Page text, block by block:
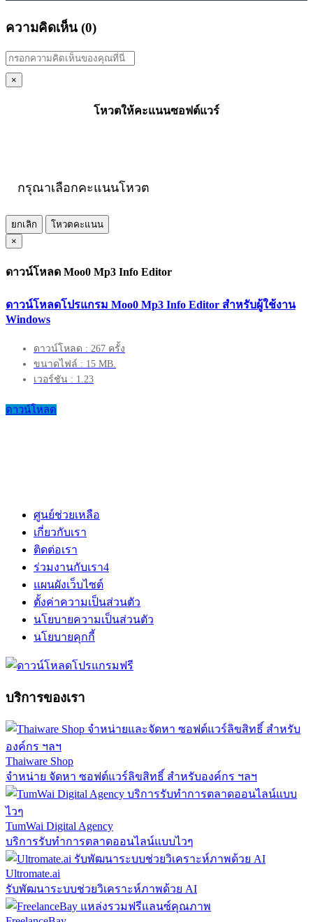
ความคิดเห็น (0)
×
โหวตให้คะแนนซอฟต์แวร์
กรุณาเลือกคะแนนโหวต
ยกเลิก
โหวตคะแนน
×
ดาวน์โหลด Moo0 Mp3 Info Editor
ดาวน์โหลดโปรแกรม Moo0 Mp3 Info Editor สำหรับผู้ใช้งาน
Windows
ดาวน์โหลด : 267 ครั้ง
ขนาดไฟล์ : 15 MB.
เวอร์ชัน : 1.23
ดาวน์โหลด
ศูนย์ช่วยเหลือ
เกี่ยวกับเรา
ติดต่อเรา
ร่วมงานกับเรา4
แผนผังเว็บไซต์
ตั้งค่าความเป็นส่วนตัว
นโยบายความเป็นส่วนตัว
นโยบายคุกกี้
บริการของเรา
Thaiware Shop
จำหน่าย จัดหา ซอฟต์แวร์ลิขสิทธิ์ สำหรับองค์กร ฯลฯ
TumWai Digital Agency
บริการรับทำการตลาดออนไลน์แบบไวๆ
Ultromate.ai
รับพัฒนาระบบช่วยวิเคราะห์ภาพด้วย AI